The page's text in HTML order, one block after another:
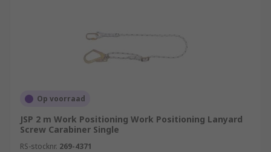
Op voorraad
JSP 2 m Work Positioning Work Positioning Lanyard
Screw Carabiner Single
RS-stocknr. 269-4371